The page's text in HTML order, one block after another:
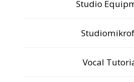
Studio
Vocal